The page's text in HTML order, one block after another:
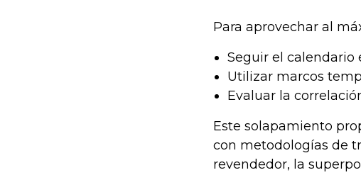
Para aprovechar al
Seguir el calendario
Utilizar marcos
Evaluar la
Este solapamiento
con metodologías de
revendedor, la